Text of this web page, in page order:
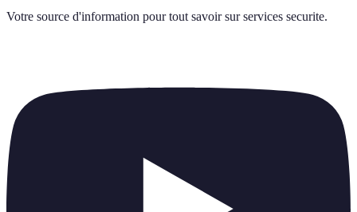
Votre source d'information pour tout savoir sur services securite.